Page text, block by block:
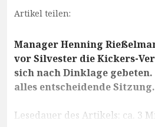
Artikel teilen:
Manager Henning
vor Silvester die Kickers-
sich nach Dinklage
alles entscheidende Sitzung.
Lesedauer des Artikels: ca. 3